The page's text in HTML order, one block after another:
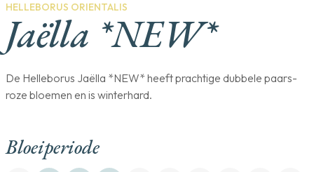
HELLEBORUS ORIENTALIS
Jaëlla *NEW*
De Helleborus Jaëlla *NEW* heeft prachtige dubbele paars-
roze bloemen en is winterhard.
Bloeiperiode